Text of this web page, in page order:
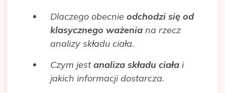
Dlaczego obecnie odchodzi się od
klasycznego ważenia na rzecz
analizy składu ciała.
Czym jestanaliza składu ciała i
jakich informacji dostarcza.